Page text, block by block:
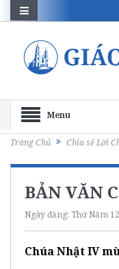
Menu
Trang Chủ Chia sẻ Lời
BẢN VĂN
Ngày đăng: Thứ Năm
Chúa Nhật IV